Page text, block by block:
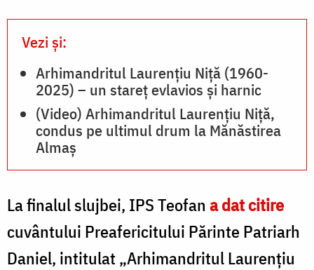
Vezi și:
Arhimandritul Laurenţiu Niţă (1960-
2025) – un stareţ evlavios şi harnic
(Video) Arhimandritul Laurențiu Niță,
condus pe ultimul drum la Mănăstirea
Almaș
La finalul slujbei, IPS Teofan a dat citire
cuvântului Preafericitului Părinte Patriarh
Daniel, intitulat „Arhimandritul Laurențiu